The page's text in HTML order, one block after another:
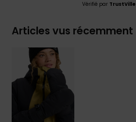
Vérifié par TrustVille
Articles vus récemment